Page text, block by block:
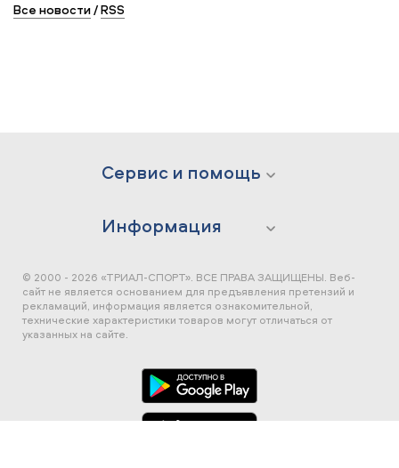
Все новости/RSS
Сервис и помощь
Информация
© 2000 - 2026 «ТРИАЛ-СПОРТ». ВСЕ ПРАВА ЗАЩИЩЕНЫ. Веб-
сайт не является основанием для предъявления претензий и
рекламаций, информация является ознакомительной,
технические характеристики товаров могут отличаться от
указанных на сайте.